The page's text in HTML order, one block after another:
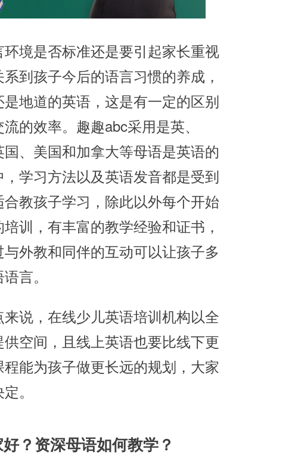
境是否标准还是要引起家长重视
到孩子今后的语言习惯的养成，
地道的英语，这是有一定的区别
的效率。趣趣abc采用是英、
、美国和加拿大等母语是英语的
学习方法以及英语发音都是受到
教孩子学习，除此以外每个开始
训，有丰富的教学经验和证书，
外教和同伴的互动可以让孩子多
言。
说，在线少儿英语培训机构以全
空间，且线上英语也要比线下更
能为孩子做更长远的规划，大家
。
？资深母语如何教学？